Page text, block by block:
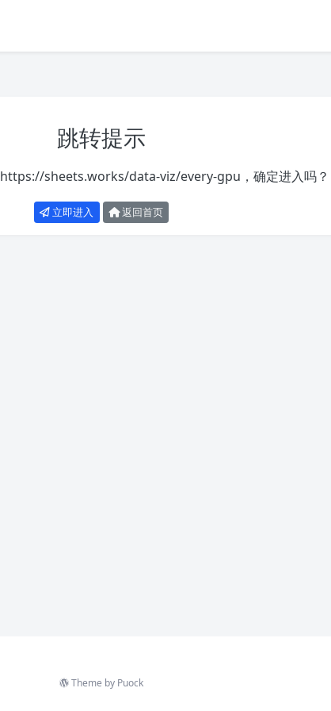
跳转提示
https://sheets.works/data-viz/every-gpu ，确定进入吗？
立即进入 返回首页
Theme by Puock